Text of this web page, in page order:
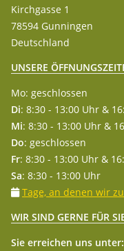
Kirchgasse 1
78594 Gunningen
Deutschland
UNSERE
Mo: geschlossen
Di: 8:30 - 13:00 Uhr &
Mi: 8:30 - 13:00 Uhr &
Do: geschlossen
Fr: 8:30 - 13:00 Uhr &
Sa: 8:30 - 13:00 Uhr
Tage, an denen wir
WIR SIND GERNE FÜR
Sie erreichen uns unter: